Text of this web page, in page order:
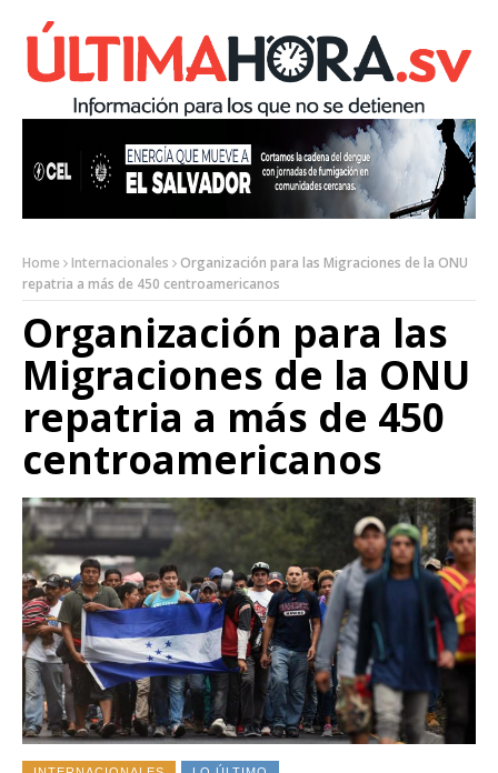
Home Internacionales
Organización para las Migraciones de la ONU
repatria a más de 450 centroamericanos
Organización para las
Migraciones de la ONU
repatria a más de 450
centroamericanos